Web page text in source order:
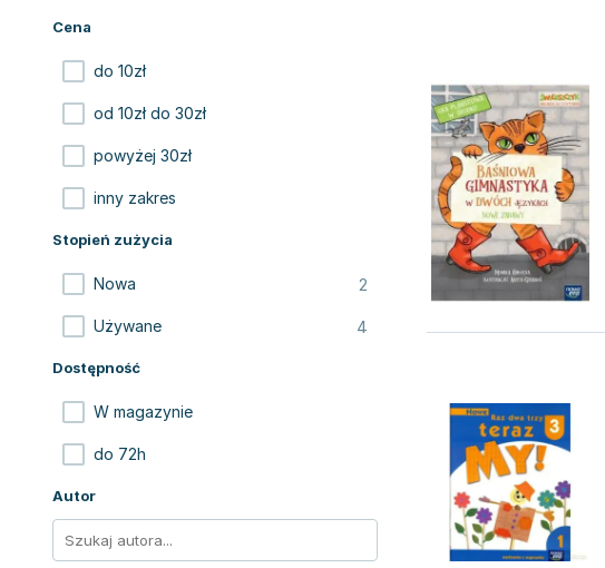
Cena
do 10zł
od 10zł do 30zł
powyżej 30zł
inny zakres
Stopień zużycia
Nowa 2
Używane 4
Dostępność
W magazynie
do 72h
Autor